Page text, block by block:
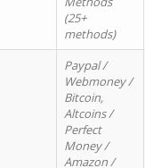
(25+
methods)
Paypal /
Webmoney /
Bitcoin,
Altcoins /
Perfect
Money /
Amazon /